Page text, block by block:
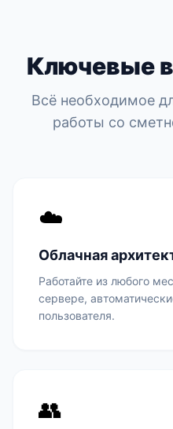
Ключевые
Всё необходимое
работы со
☁️
Облачная
Работайте из любого
сервере,
пользователя.
👥